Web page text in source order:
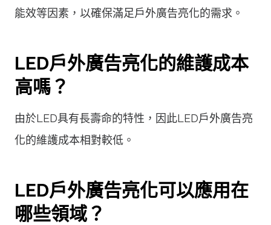
能效等因素，以確保滿足戶外廣告亮化的需求。
LED戶外廣告亮化的維護成本
高嗎？
由於LED具有長壽命的特性，因此LED戶外廣告亮
化的維護成本相對較低。
LED戶外廣告亮化可以應用在
哪些領域？